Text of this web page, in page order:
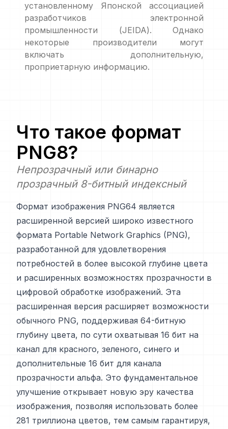
установленному Японской ассоциацией
разработчиков электронной
промышленности (JEIDA). Однако
некоторые производители могут
включать дополнительную,
проприетарную информацию.
Что такое формат
PNG8?
Непрозрачный или бинарно
прозрачный 8-битный индексный
Формат изображения PNG64 является
расширенной версией широко известного
формата Portable Network Graphics (PNG),
разработанной для удовлетворения
потребностей в более высокой глубине цвета
и расширенных возможностях прозрачности в
цифровой обработке изображений. Эта
расширенная версия расширяет возможности
обычного PNG, поддерживая 64-битную
глубину цвета, по сути охватывая 16 бит на
канал для красного, зеленого, синего и
дополнительные 16 бит для канала
прозрачности альфа. Это фундаментальное
улучшение открывает новую эру качества
изображения, позволяя использовать более
281 триллиона цветов, тем самым гарантируя,